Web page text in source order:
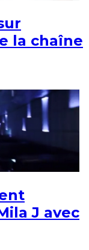
la chaîne
J avec